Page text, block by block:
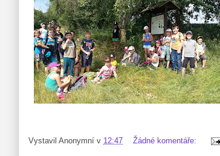
Vystavil Anonymní v 12:47 Žádné komentáře: